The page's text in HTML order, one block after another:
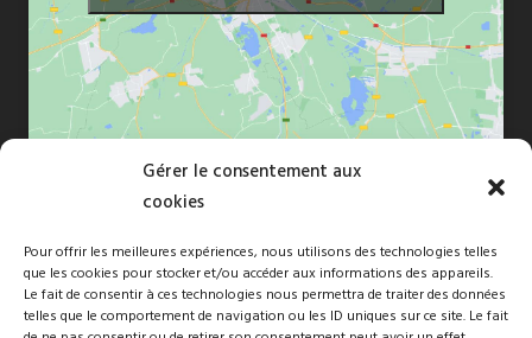
Gérer le consentement aux
cookies
Pour offrir les meilleures expériences, nous utilisons des technologies telles
que les cookies pour stocker et/ou accéder aux informations des appareils.
Le fait de consentir à ces technologies nous permettra de traiter des données
telles que le comportement de navigation ou les ID uniques sur ce site. Le fait
Copyright © 2010-2026 Florence Dréan. Tous droits réservés -Site
naturépathé parFBMediaworks